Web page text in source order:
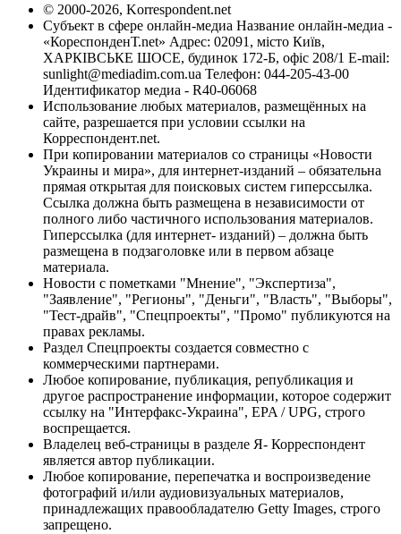
© 2000-2026, Korrespondent.net
Субъект в сфере онлайн-медиа Название онлайн-медиа -
«КореспонденТ.net» Адрес: 02091, місто Київ,
ХАРКІВСЬКЕ ШОСЕ, будинок 172-Б, офіс 208/1 E-mail:
sunlight@mediadim.com.ua Телефон: 044-205-43-00
Идентификатор медиа - R40-06068
Использование любых материалов, размещённых на
сайте, разрешается при условии ссылки на
Корреспондент.net.
При копировании материалов со страницы «Новости
Украины и мира», для интернет-изданий – обязательна
прямая открытая для поисковых систем гиперссылка.
Ссылка должна быть размещена в независимости от
полного либо частичного использования материалов.
Гиперссылка (для интернет- изданий) – должна быть
размещена в подзаголовке или в первом абзаце
материала.
Новости с пометками "Мнение", "Экспертиза",
"Заявление", "Регионы", "Деньги", "Власть", "Выборы",
"Тест-драйв", "Спецпроекты", "Промо" публикуются на
правах рекламы.
Раздел Спецпроекты создается совместно с
коммерческими партнерами.
Любое копирование, публикация, републикация и
другое распространение информации, которое содержит
ссылку на "Интерфакс-Украина", EPA / UPG, строго
воспрещается.
Владелец веб-страницы в разделе Я- Корреспондент
является автор публикации.
Любое копирование, перепечатка и воспроизведение
фотографий и/или аудиовизуальных материалов,
принадлежащих правообладателю Getty Images, строго
запрещено.